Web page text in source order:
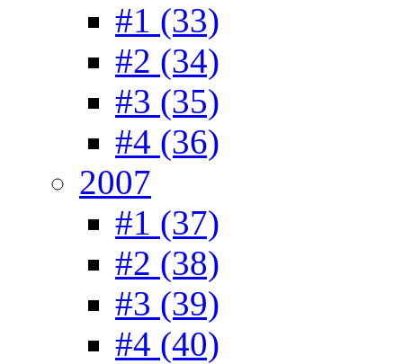
#1 (33)
#2 (34)
#3 (35)
#4 (36)
2007
#1 (37)
#2 (38)
#3 (39)
#4 (40)